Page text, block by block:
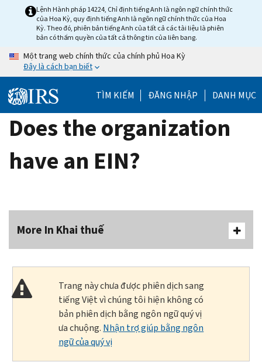
Lệnh Hành pháp 14224, Chỉ định tiếng Anh là ngôn ngữ chính thức
của Hoa Kỳ, quy định tiếng Anh là ngôn ngữ chính thức của Hoa
Kỳ. Theo đó, phiên bản tiếng Anh của tất cả các tài liệu là phiên
bản có thẩm quyền của tất cả thông tin của liên bang.
Một trang web chính thức của chính phủ Hoa Kỳ
Đây là cách bạn biết
TÌM KIẾM ĐĂNG NHẬP DANH MỤC
Does the organization
have an EIN?
More In Khai thuế
Trang này chưa được phiên dịch sang
tiếng Việt vì chúng tôi hiện không có
bản phiên dịch bằng ngôn ngữ quý vị
ưa chuộng. Nhận trợ giúp bằng ngôn
ngữ của quý vị